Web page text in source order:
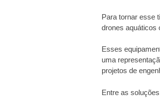
Para tornar esse
drones aquáticos
Esses
uma
projetos de
Entre as